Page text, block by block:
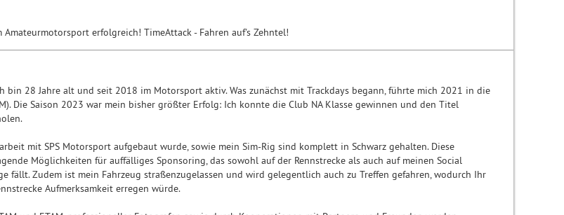
erfolgreich! TimeAttack - Fahren auf's Zehntel!
bin 28 Jahre alt und seit 2018 im Motorsport aktiv. Was zunächst mit Trackdays begann, führte mich 2021 in die
Die Saison 2023 war mein bisher größter Erfolg: Ich konnte die Club NA Klasse gewinnen und den Titel
mit SPS Motorsport aufgebaut wurde, sowie mein Sim-Rig sind komplett in Schwarz gehalten. Diese
Möglichkeiten für auffälliges Sponsoring, das sowohl auf der Rennstrecke als auch auf meinen Social
fällt. Zudem ist mein Fahrzeug straßenzugelassen und wird gelegentlich auch zu Treffen gefahren, wodurch Ihr
Aufmerksamkeit erregen würde.